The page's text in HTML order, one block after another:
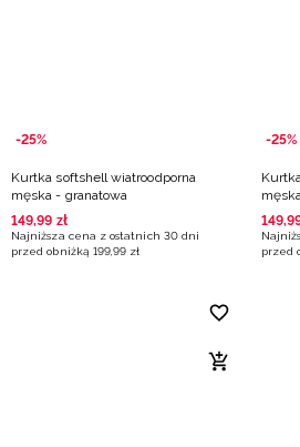
-25%
Kurtka softshell wiatroodporna
męska - granatowa
149,99 zł
Najniższa cena z ostatnich 30 dni
przed obniżką 199,99 zł
-25%
149,
przed